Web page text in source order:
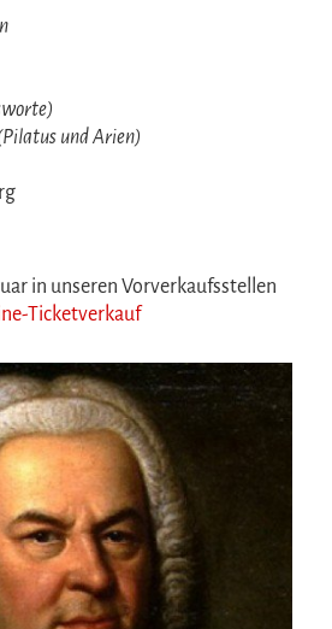
und Arien)
in unseren Vorverkaufsstellen
Ticketverkauf